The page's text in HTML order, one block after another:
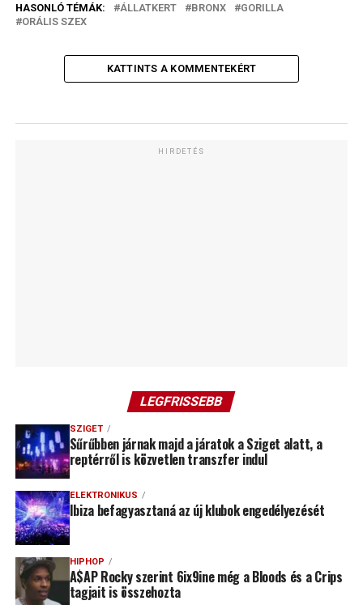
HASONLÓ TÉMÁK: ÁLLATKERT BRONX
GORILLA
ORÁLIS SZEX
KATTINTS A KOMMENTEKÉRT
HIRDETÉS
LEGFRISSEBB
SZIGET
Sűrűbben járnak majd a járatok a Sziget alatt, a
reptérről is közvetlen transzfer indul
ELEKTRONIKUS
Ibiza befagyasztaná az új klubok engedélyezését
HIPHOP
A$AP Rocky szerint 6ix9ine még a Bloods és a Crips
tagjait is összehozta